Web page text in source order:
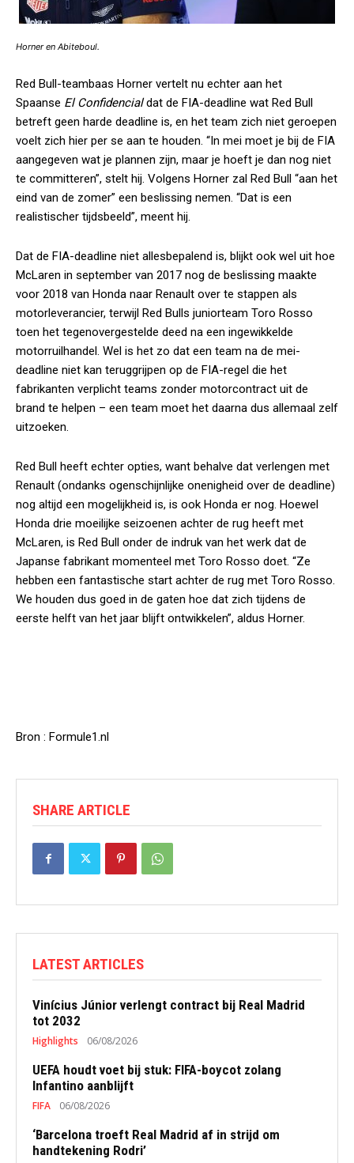
Horner en Abiteboul.
Red Bull-teambaas Horner vertelt nu echter aan het
Spaanse El Confidencialdat de FIA-deadline wat Red Bull
betreft geen harde deadline is, en het team zich niet geroepen
voelt zich hier per se aan te houden. “In mei moet je bij de FIA
aangegeven wat je plannen zijn, maar je hoeft je dan nog niet
te committeren”, stelt hij. Volgens Horner zal Red Bull “aan het
eind van de zomer” een beslissing nemen. “Dat is een
realistischer tijdsbeeld”, meent hij.
Dat de FIA-deadline niet allesbepalend is, blijkt ook wel uit hoe
McLaren in september van 2017 nog de beslissing maakte
voor 2018 van Honda naar Renault over te stappen als
motorleverancier, terwijl Red Bulls juniorteam Toro Rosso
toen het tegenovergestelde deed na een ingewikkelde
motorruilhandel. Wel is het zo dat een team na de mei-
deadline niet kan teruggrijpen op de FIA-regel die het
fabrikanten verplicht teams zonder motorcontract uit de
brand te helpen – een team moet het daarna dus allemaal zelf
uitzoeken.
Red Bull heeft echter opties, want behalve dat verlengen met
Renault (ondanks ogenschijnlijke onenigheid over de deadline)
nog altijd een mogelijkheid is, is ook Honda er nog. Hoewel
Honda drie moeilijke seizoenen achter de rug heeft met
McLaren, is Red Bull onder de indruk van het werk dat de
Japanse fabrikant momenteel met Toro Rosso doet. “Ze
hebben een fantastische start achter de rug met Toro Rosso.
We houden dus goed in de gaten hoe dat zich tijdens de
eerste helft van het jaar blijft ontwikkelen”, aldus Horner.
Bron : Formule1.nl
SHARE ARTICLE
LATEST ARTICLES
Vinícius Júnior verlengt contract bij Real Madrid
tot 2032
Highlights 06/08/2026
UEFA houdt voet bij stuk: FIFA-boycot zolang
Infantino aanblijft
FIFA 06/08/2026
‘Barcelona troeft Real Madrid af in strijd om
handtekening Rodri’